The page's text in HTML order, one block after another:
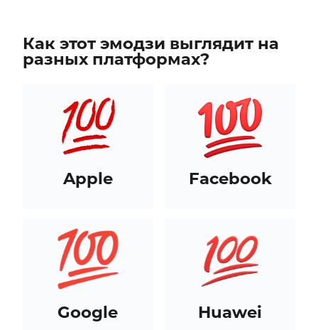
Как этот эмодзи выглядит на
разных платформах?
Apple Facebook
Google Huawei